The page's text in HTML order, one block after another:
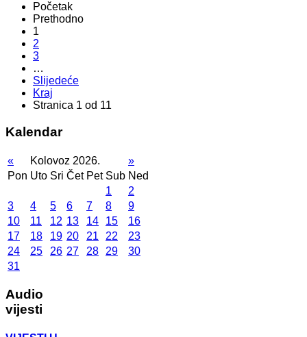
Početak
Prethodno
1
2
3
…
Slijedeće
Kraj
Stranica 1 od 11
Kalendar
« Kolovoz 2026.
»
Pon Uto Sri Čet Pet Sub Ned
1
2
3
4 5 6 7 8
9
10
11 12 13 14 15
16
17
18 19 20 21 22
23
24
25 26 27 28 29
30
31
Audio
vijesti